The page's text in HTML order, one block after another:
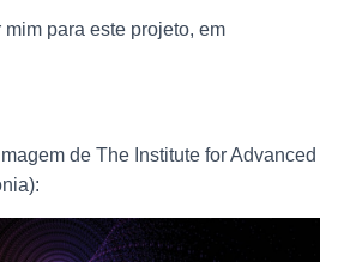
para este projeto, em
de The Institute for Advanced